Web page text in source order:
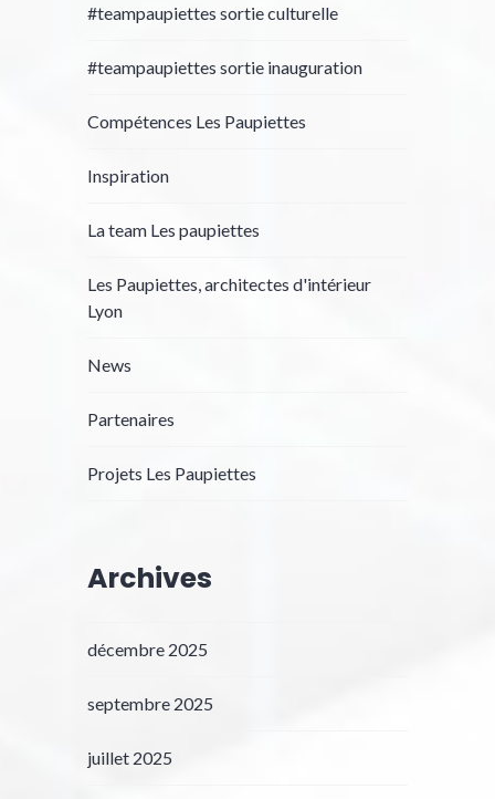
#teampaupiettes sortie culturelle
#teampaupiettes sortie inauguration
Compétences Les Paupiettes
Inspiration
La team Les paupiettes
Les Paupiettes, architectes d'intérieur
Lyon
News
Partenaires
Projets Les Paupiettes
Archives
décembre 2025
septembre 2025
juillet 2025